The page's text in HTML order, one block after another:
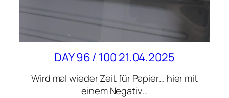
DAY 96 / 100 21.04.2025
Wird mal wieder Zeit für Papier… hier mit
einem Negativ…